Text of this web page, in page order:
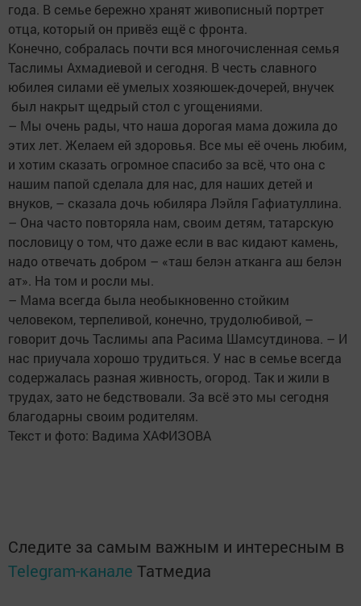
года. В семье бережно хранят живописный портрет
отца, который он привёз ещё с фронта.
Конечно, собралась почти вся многочисленная семья
Таслимы Ахмадиевой и сегодня. В честь славного
юбилея силами её умелых хозяюшек-дочерей, внучек
был накрыт щедрый стол с угощениями.
– Мы очень рады, что наша дорогая мама дожила до
этих лет. Желаем ей здоровья. Все мы её очень любим,
и хотим сказать огромное спасибо за всё, что она с
нашим папой сделала для нас, для наших детей и
внуков, – сказала дочь юбиляра Лэйля Гафиатуллина.
– Она часто повторяла нам, своим детям, татарскую
пословицу о том, что даже если в вас кидают камень,
надо отвечать добром – «таш белэн атканга аш белэн
ат». На том и росли мы.
– Мама всегда была необыкновенно стойким
человеком, терпеливой, конечно, трудолюбивой, –
говорит дочь Таслимы апа Расима Шамсутдинова. – И
нас приучала хорошо трудиться. У нас в семье всегда
содержалась разная живность, огород. Так и жили в
трудах, зато не бедствовали. За всё это мы сегодня
благодарны своим родителям.
Текст и фото: Вадима ХАФИЗОВА
Следите за самым важным и интересным в
Telegram-канале Татмедиа